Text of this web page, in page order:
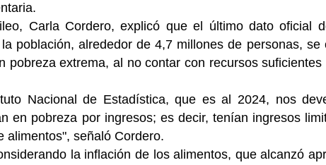
Carla Cordero, explicó que el último dato oficial
población, alrededor de 4,7 millones de personas, se
extrema, al no contar con recursos
Nacional de Estadística, que es al 2024, nos
en pobreza por ingresos; es decir, tenían ingresos
alimentos", señaló Cordero.
la inflación de los alimentos, que alcanzó